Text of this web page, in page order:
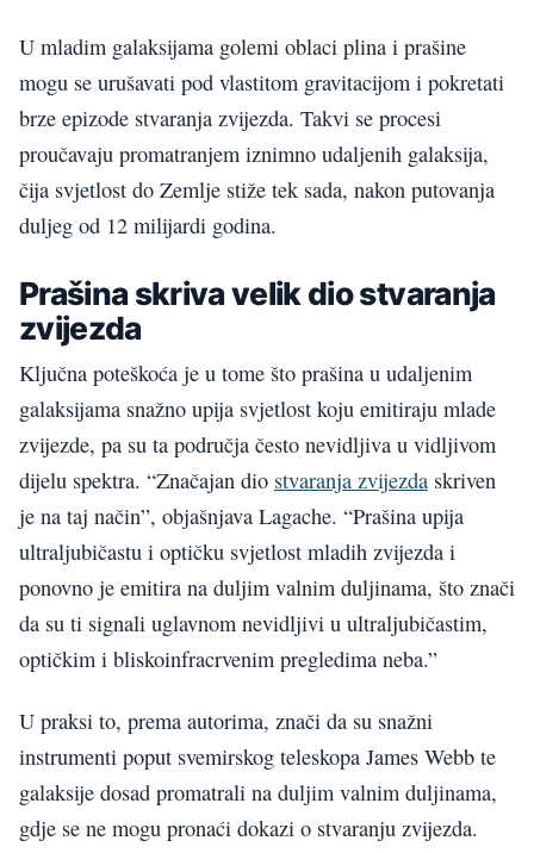
U mladim galaksijama golemi oblaci plina i prašine
mogu se urušavati pod vlastitom gravitacijom i pokretati
brze epizode stvaranja zvijezda. Takvi se procesi
proučavaju promatranjem iznimno udaljenih galaksija,
čija svjetlost do Zemlje stiže tek sada, nakon putovanja
duljeg od 12 milijardi godina.
Prašina skriva velik dio stvaranja
zvijezda
Ključna poteškoća je u tome što prašina u udaljenim
galaksijama snažno upija svjetlost koju emitiraju mlade
zvijezde, pa su ta područja često nevidljiva u vidljivom
dijelu spektra. “Značajan dio stvaranja zvijezda skriven
je na taj način”, objašnjava Lagache. “Prašina upija
ultraljubičastu i optičku svjetlost mladih zvijezda i
ponovno je emitira na duljim valnim duljinama, što znači
da su ti signali uglavnom nevidljivi u ultraljubičastim,
optičkim i bliskoinfracrvenim pregledima neba.”
U praksi to, prema autorima, znači da su snažni
instrumenti poput svemirskog teleskopa James Webb te
galaksije dosad promatrali na duljim valnim duljinama,
gdje se ne mogu pronaći dokazi o stvaranju zvijezda.